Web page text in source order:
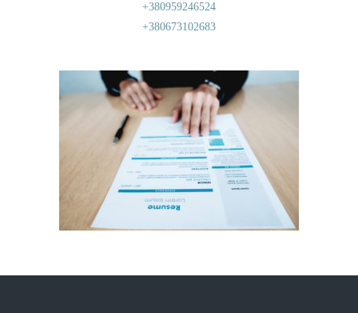
+380959246524
+380673102683